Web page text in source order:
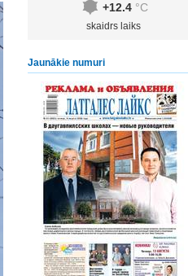
+12.4 °C
skaidrs laiks
Jaunākie numuri